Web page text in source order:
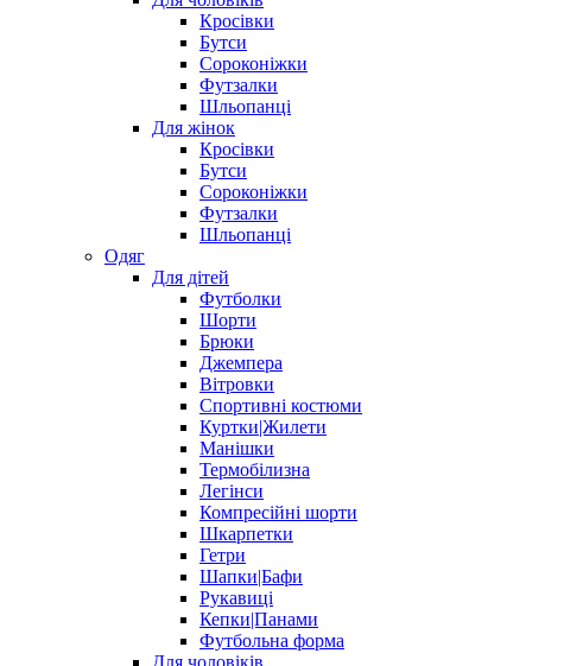
Кросівки
Бутси
Сороконіжки
Футзалки
Шльопанці
Для жінок
Кросівки
Бутси
Сороконіжки
Футзалки
Шльопанці
Одяг
Для дітей
Футболки
Шорти
Брюки
Джемпера
Вітровки
Спортивні костюми
Куртки|Жилети
Манішки
Термобілизна
Легінси
Компресійні шорти
Шкарпетки
Гетри
Шапки|Бафи
Рукавиці
Кепки|Панами
Футбольна форма
Для чоловіків